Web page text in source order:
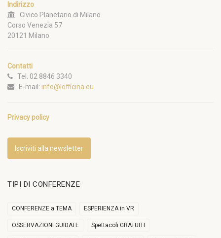
Indirizzo
Civico Planetario di Milano
Corso Venezia 57
20121 Milano
Contatti
Tel. 02 8846 3340
E-mail: info@lofficina.eu
Privacy policy
Iscriviti alla newsletter
TIPI DI CONFERENZE
CONFERENZE a TEMA ESPERIENZA in VR
OSSERVAZIONI GUIDATE Spettacoli GRATUITI